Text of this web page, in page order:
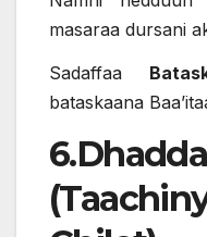
masaraa dursani
Sadaffaa
bataskaana